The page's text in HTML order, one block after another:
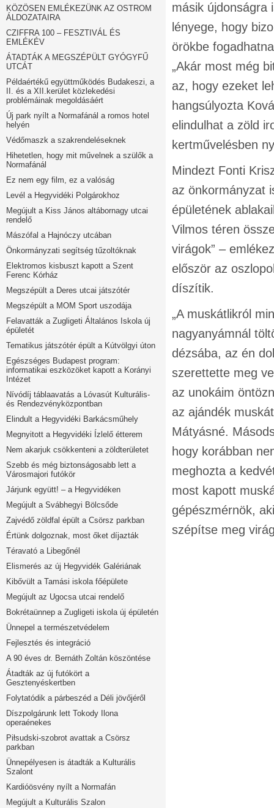
KÖZÖSEN EMLÉKEZÜNK AZ OSTROM
ÁLDOZATAIRA
CZIFFRA 100 – FESZTIVÁL ÉS
EMLÉKÉV
ÁTADTÁK A MEGSZÉPÜLT GYÓGYFŰ
UTCÁT
Példaértékű együttműködés Budakeszi, a
II. és a XII.kerület közlekedési
problémáinak megoldásáért
Új park nyílt a Normafánál a romos hotel
helyén
Védőmaszk a szakrendeléseknek
Hihetetlen, hogy mit művelnek a szülők a
Normafánál
Ez nem egy film, ez a valóság
Levél a Hegyvidéki Polgárokhoz
Megújult a Kiss János altábornagy utcai
rendelő
Mászófal a Hajnóczy utcában
Önkormányzati segítség tűzoltóknak
Elektromos kisbuszt kapott a Szent
Ferenc Kórház
Megszépült a Deres utcai játszótér
Megszépült a MOM Sport uszodája
Felavatták a Zugligeti Általános Iskola új
épületét
Tematikus játszótér épült a Kútvölgyi úton
Egészséges Budapest program:
informatikai eszközöket kapott a Korányi
Intézet
Nívódíj táblaavatás a Lóvasút Kulturális-
és Rendezvényközpontban
Elindult a Hegyvidéki Barkácsműhely
Megnyitott a Hegyvidéki Ízlelő étterem
Nem akarjuk csökkenteni a zöldterületet
Szebb és még biztonságosabb lett a
Városmajori futókör
Járjunk együtt! – a Hegyvidéken
Megújult a Svábhegyi Bölcsőde
Zajvédő zöldfal épült a Csörsz parkban
Értünk dolgoznak, most őket díjazták
Téravató a Libegőnél
Elismerés az új Hegyvidék Galériának
Kibővült a Tamási iskola főépülete
Megújult az Ugocsa utcai rendelő
Bokrétaünnep a Zugligeti iskola új épületén
Ünnepel a természetvédelem
Fejlesztés és integráció
A 90 éves dr. Bernáth Zoltán köszöntése
Átadták az új futókört a
Gesztenyéskertben
Folytatódik a párbeszéd a Déli jövőjéről
Díszpolgárunk lett Tokody Ilona
operaénekes
Piłsudski-szobrot avattak a Csörsz
parkban
Ünnepélyesen is átadták a Kulturális
Szalont
Kardióösvény nyílt a Normafán
Megújult a Kulturális Szalon
másik újdonságra
lényege, hogy
örökbe
„Akár most még
az, hogy ezeket
hangsúlyozta
elindulhat a zöld
kertművelésben
Mindezt Fonti
az önkormányzat
épületének
Vilmos téren
virágok” –
először az
díszítik.
„A muskátlikról
nagyanyámnál
dézsába, az én
szerettette meg
az unokáim
az ajándék
Mátyásné.
hogy korábban
meghozta a
most kapott
gépészmérnök,
szépítse meg